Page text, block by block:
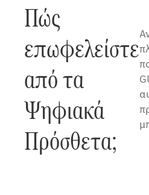
Πώς
επωφελείστε
από τα
Ψηφιακά
Πρόσθετα;